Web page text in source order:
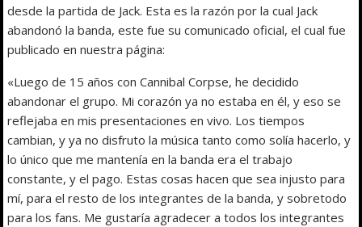
desde la partida de Jack. Esta es la razón por la cual Jack
abandonó la banda, este fue su comunicado oficial, el cual fue
publicado en nuestra página:
«Luego de 15 años con Cannibal Corpse, he decidido
abandonar el grupo. Mi corazón ya no estaba en él, y eso se
reflejaba en mis presentaciones en vivo. Los tiempos
cambian, y ya no disfruto la música tanto como solía hacerlo, y
lo único que me mantenía en la banda era el trabajo
constante, y el pago. Estas cosas hacen que sea injusto para
mí, para el resto de los integrantes de la banda, y sobretodo
para los fans. Me gustaría agradecer a todos los integrantes